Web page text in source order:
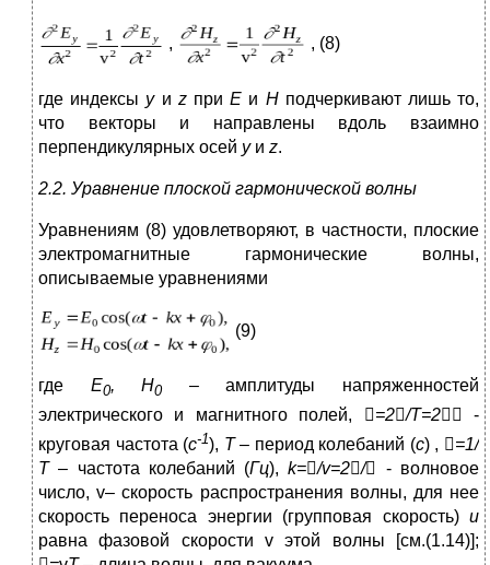
, , (8)
где индексы y и z приЕ и Н подчеркивают лишь то,
что векторы и направлены вдоль взаимно
перпендикулярных осей yи z.
2.2. Уравнение плоской гармонической волны
Уравнениям (8) удовлетворяют, в частности, плоские
электромагнитные гармонические волны,
описываемые уравнениями
(9)
где Е0, Н0– амплитуды напряженностей
электрического и магнитного полей,
=2/Т=2 -
круговая частота (с-1), Т– период колебаний (с) , =1/
Т– частота колебаний (Гц),k=/v=2/
- волновое
число, v– скорость распространения волны, для нее
скорость переноса энергии (групповая скорость) u
равна фазовой скорости v этой волны [см.(1.14)];